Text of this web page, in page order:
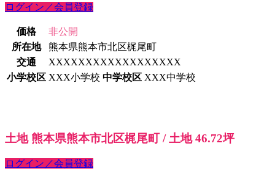
ログイン／会員登録
価格
非公開
所在地
熊本県熊本市北区梶尾町
交通
XXXXXXXXXXXXXXXXXX
小学校区 XXX小学校 中学校区 XXX中学校
土地 熊本県熊本市北区梶尾町 / 土地 46.72坪
ログイン／会員登録